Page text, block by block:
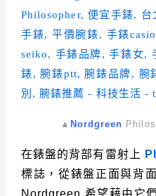
▲ Nordgreen
在錶盤的背部有雷射上
標誌，從錶盤正面與背
Nordgreen 希望藉由它